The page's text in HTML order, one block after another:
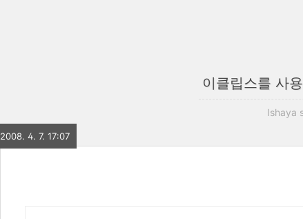
이클립스를 사
Ishaya
2008. 4. 7. 17:07